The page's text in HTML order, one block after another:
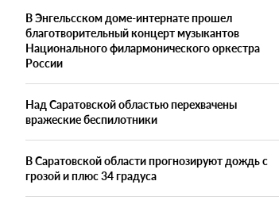
В Энгельсском доме-интернате прошел
благотворительный концерт музыкантов
Национального филармонического оркестра
России
Над Саратовской областью перехвачены
вражеские беспилотники
В Саратовской области прогнозируют дождь с
грозой и плюс 34 градуса